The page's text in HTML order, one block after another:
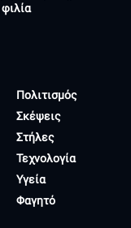
Πολιτισμός
Σκέψεις
Στήλες
Τεχνολογία
Υγεία
Φαγητό